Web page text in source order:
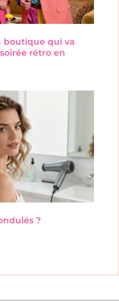
boutique qui va
rétro en
?